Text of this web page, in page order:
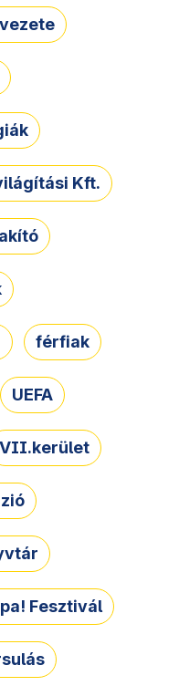
Kft.
férfiak
UEFA
VII.kerület
Fesztivál